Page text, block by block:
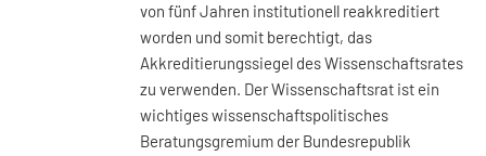
von fünf Jahren institutionell reakkreditiert
worden und somit berechtigt, das
Akkreditierungssiegel des Wissenschaftsrates
zu verwenden. Der Wissenschaftsrat ist ein
wichtiges wissenschaftspolitisches
Beratungsgremium der Bundesrepublik